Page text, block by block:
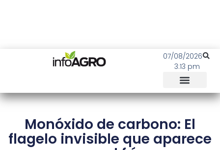
07/08/2026
3:13 pm
Monóxido de carbono: El
flagelo invisible que aparece